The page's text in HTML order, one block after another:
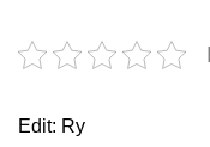
Edit: Ry